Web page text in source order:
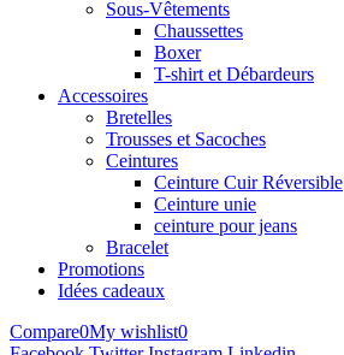
Sous-Vêtements
Chaussettes
Boxer
T-shirt et Débardeurs
Accessoires
Bretelles
Trousses et Sacoches
Ceintures
Ceinture Cuir Réversible
Ceinture unie
ceinture pour jeans
Bracelet
Promotions
Idées cadeaux
Compare0My wishlist0